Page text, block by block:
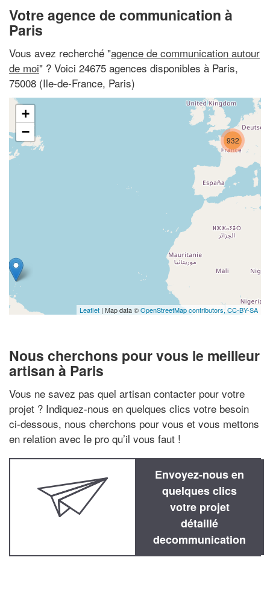
Votre agence de communication à
Paris
Vous avez recherché "agence de communication autour
de moi" ? Voici 24675 agences disponibles à Paris,
75008 (Ile-de-France, Paris)
932
+
−
Leaflet | Map data ©OpenStreetMap contributors, CC-BY-SA
Nous cherchons pour vous le meilleur
artisan à Paris
Vous ne savez pas quel artisan contacter pour votre
projet ? Indiquez-nous en quelques clics votre besoin
ci-dessous, nous cherchons pour vous et vous mettons
en relation avec le pro qu’il vous faut !
Envoyez-nous en
quelques clics
votre projet
détaillé
decommunication